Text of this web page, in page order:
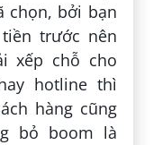
chọn, bởi bạn
trước nên
xếp chỗ cho
hotline thì
hàng cũng
bỏ boom là